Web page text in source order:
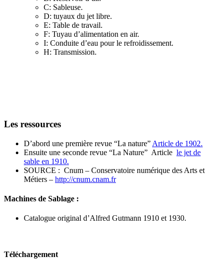
C: Sableuse.
D: tuyaux du jet libre.
E: Table de travail.
F: Tuyau d’alimentation en air.
I: Conduite d’eau pour le refroidissement.
H: Transmission.
Les ressources
D’abord une première revue “La nature” Article de 1902.
Ensuite une seconde revue “La Nature” Article le jet de
sable en 1910.
SOURCE : Cnum – Conservatoire numérique des Arts et
Métiers – http://cnum.cnam.fr
Machines de Sablage :
Catalogue original d’Alfred Gutmann 1910 et 1930.
Téléchargement